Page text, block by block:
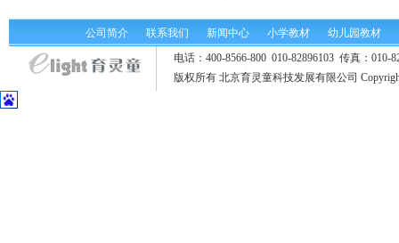
公司简介 联系我们 新闻中心 小学教材
幼儿园教材
电话：400-8566-800 010-82896103 传真：
版权所有 北京育灵童科技发展有限公司